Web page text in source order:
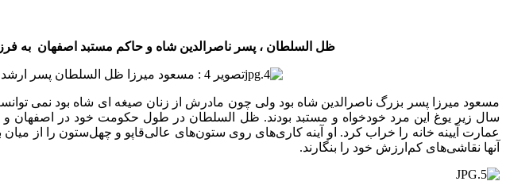
ظل السلطان ، پسر ناصرالدین شاه و حاکم مستبد اصفهان به
تصویر 4 : مسعود میرزا ظل السلطان پسر ارشد ناصرالدین شاه که مدت 34 سال، ظالمانه در اصفهان حکومت کرد
مسعود میرزا پسر بزرگ ناصرالدین شاه بود ولی چون مادرش از زنان صیغه ای شاه بود نمی
سال زیر یوغ این مرد خودخواه و مستبد بودند. ظل السلطان در طول حکومت خود در اصفهان و
عمارت آیینه خانه را خراب کرد. او آینه کاری‌های روی ستون‌های عالی‌قاپو و چهل‌ستون را از
آنها نقاشی‌های کم‌ارزش خود را بنگارند.